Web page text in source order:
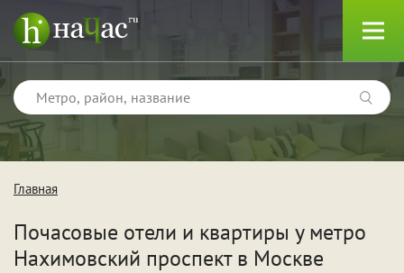
Тип
Квартиры
Главная
Почасовые отели и квартиры у метро
Нахимовский проспект в Москве